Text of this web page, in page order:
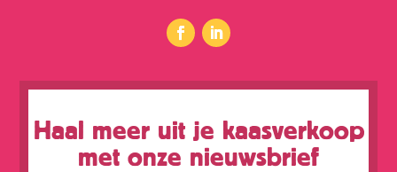
Haal meer uit je kaasverkoop
met onze nieuwsbrief